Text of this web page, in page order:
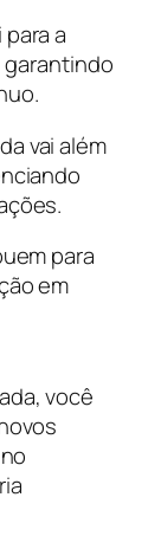
a
vai além
para
em
você